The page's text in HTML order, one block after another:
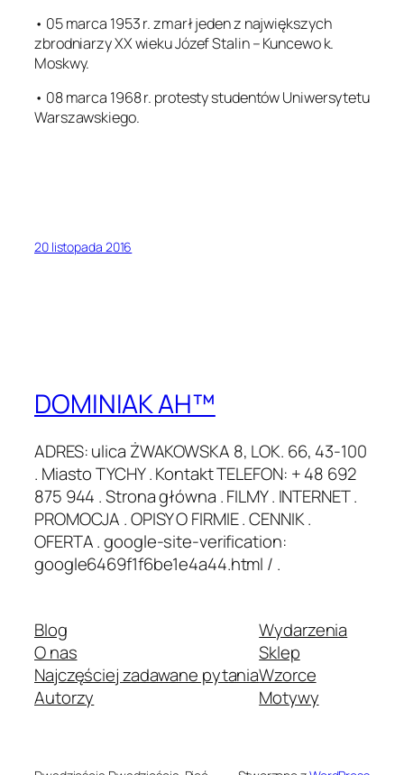
• 05 marca 1953 r. zmarł jeden z największych
zbrodniarzy XX wieku Józef Stalin – Kuncewo k.
Moskwy.
• 08 marca 1968 r. protesty studentów Uniwersytetu
Warszawskiego.
20 listopada 2016
DOMINIAK AH™
ADRES: ulica ŻWAKOWSKA 8, LOK. 66, 43-100
. Miasto TYCHY . Kontakt TELEFON: + 48 692
875 944 . Strona główna . FILMY . INTERNET .
PROMOCJA . OPISY O FIRMIE . CENNIK .
OFERTA . google-site-verification:
google6469f1f6be1e4a44.html / .
Blog
O nas
Najczęściej zadawane pytania
Autorzy
Wydarzenia
Sklep
Wzorce
Motywy